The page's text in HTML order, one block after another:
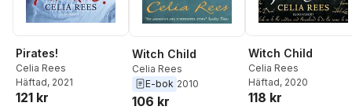
Pirates!
Celia Rees
Häftad, 2021
121 kr
Witch Child
Celia Rees
E-bok 2010
106 kr
Witch Child
Celia Rees
Häftad, 2020
118 kr